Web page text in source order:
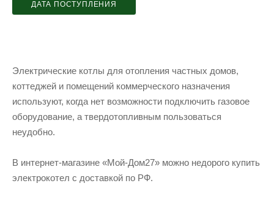
ДАТА ПОСТУПЛЕНИЯ
Электрические котлы для отопления частных домов,
коттеджей и помещений коммерческого назначения
используют, когда нет возможности подключить газовое
оборудование, а твердотопливным пользоваться
неудобно.
В интернет-магазине «Мой-Дом27» можно недорого купить
электрокотел с доставкой по РФ.